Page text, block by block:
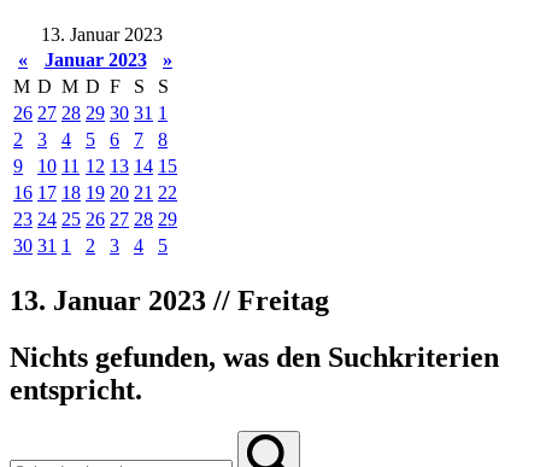
13. Januar 2023
«
Januar 2023
»
M D M D F S
S
26 27 28 29 30 31 1
2
3 4 5 6 7
8
9
10 11 12 13 14 15
16 17 18 19 20 21 22
23 24 25 26 27 28 29
30 31 1 2 3 4 5
13. Januar 2023 // Freitag
Nichts gefunden, was den Suchkriterien
entspricht.